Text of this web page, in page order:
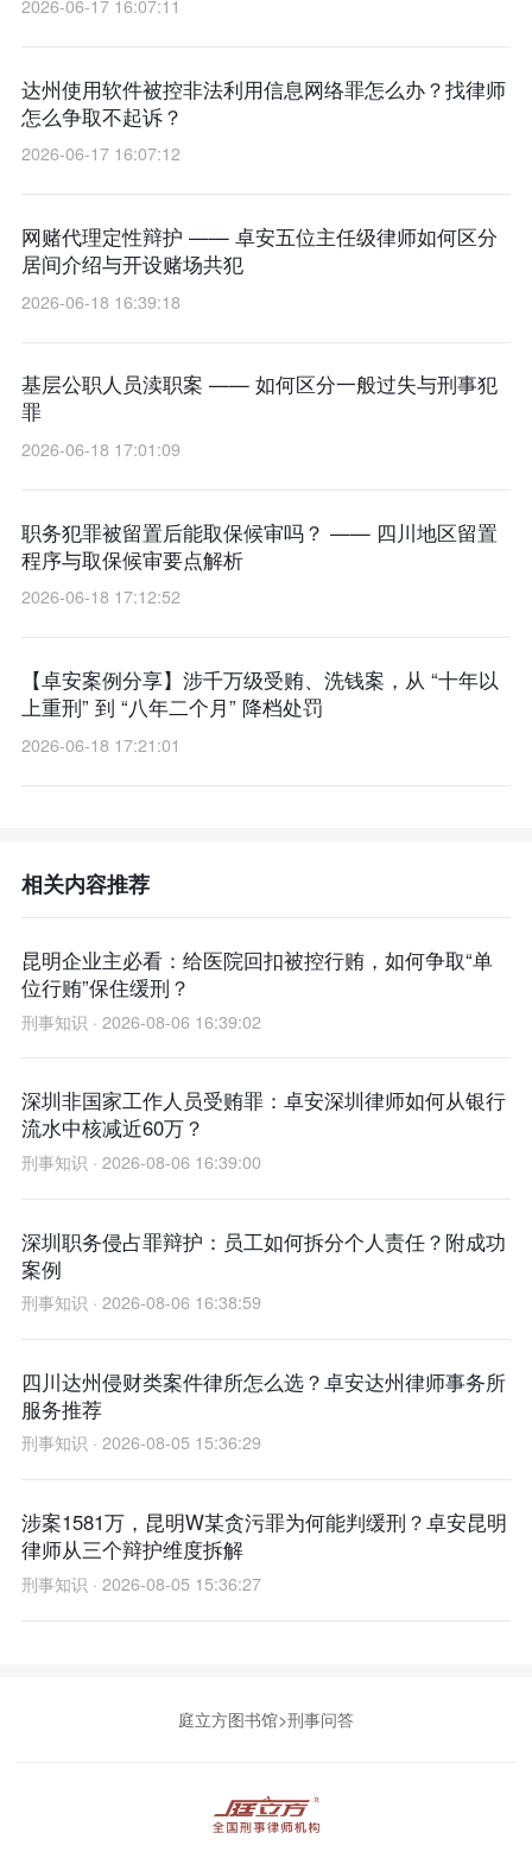
2026-06-17 16:07:11
达州使用软件被控非法利用信息网络罪怎么办？找律师
怎么争取不起诉？
2026-06-17 16:07:12
网赌代理定性辩护 —— 卓安五位主任级律师如何区分
居间介绍与开设赌场共犯
2026-06-18 16:39:18
基层公职人员渎职案 —— 如何区分一般过失与刑事犯
罪
2026-06-18 17:01:09
职务犯罪被留置后能取保候审吗？ —— 四川地区留置
程序与取保候审要点解析
2026-06-18 17:12:52
【卓安案例分享】涉千万级受贿、洗钱案，从 “十年以
上重刑” 到 “八年二个月” 降档处罚
2026-06-18 17:21:01
相关内容推荐
昆明企业主必看：给医院回扣被控行贿，如何争取“单
位行贿”保住缓刑？
刑事知识 · 2026-08-06 16:39:02
深圳非国家工作人员受贿罪：卓安深圳律师如何从银行
流水中核减近60万？
刑事知识 · 2026-08-06 16:39:00
深圳职务侵占罪辩护：员工如何拆分个人责任？附成功
案例
刑事知识 · 2026-08-06 16:38:59
四川达州侵财类案件律所怎么选？卓安达州律师事务所
服务推荐
刑事知识 · 2026-08-05 15:36:29
涉案1581万，昆明W某贪污罪为何能判缓刑？卓安昆明
律师从三个辩护维度拆解
刑事知识 · 2026-08-05 15:36:27
庭立方图书馆>刑事问答